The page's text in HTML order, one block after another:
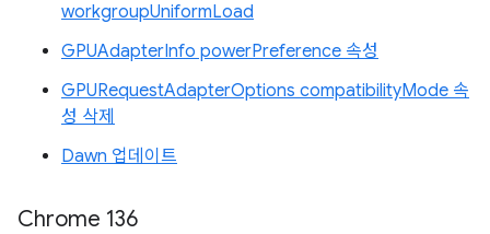
workgroupUniformLoad
GPUAdapterInfo powerPreference 속성
GPURequestAdapterOptions compatibilityMode 속
성 삭제
Dawn 업데이트
Chrome 136